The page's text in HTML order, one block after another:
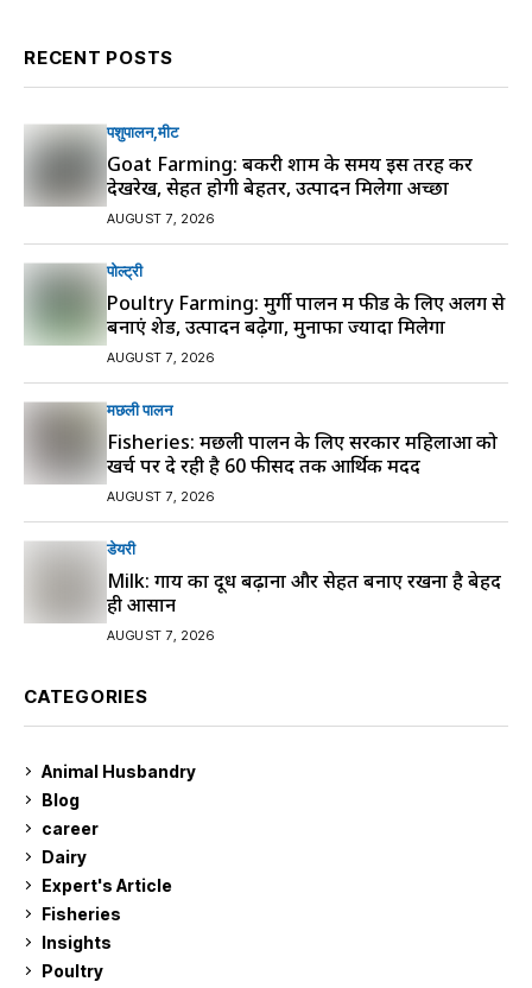
RECENT POSTS
पशुपालन मीट
Goat Farming: बकरी शाम के समय इस तरह करें
देखरेख, सेहत होगी बेहतर, उत्पादन मिलेगा अच्छा
AUGUST 7, 2026
पोल्ट्री
Poultry Farming: मुर्गी पालन में फीड के लिए अलग से
बनाएं शेड, उत्पादन बढ़ेगा, मुनाफा ज्यादा मिलेगा
AUGUST 7, 2026
मछली पालन
Fisheries: मछली पालन के लिए सरकार महिलाओं को
खर्च पर दे रही है 60 फीसद तक आर्थिक मदद
AUGUST 7, 2026
डेयरी
Milk: गाय का दूध बढ़ाना और सेहत बनाए रखना है बेहद
ही आसान
AUGUST 7, 2026
CATEGORIES
Animal Husbandry
Blog
career
Dairy
Expert's Article
Fisheries
Insights
Poultry